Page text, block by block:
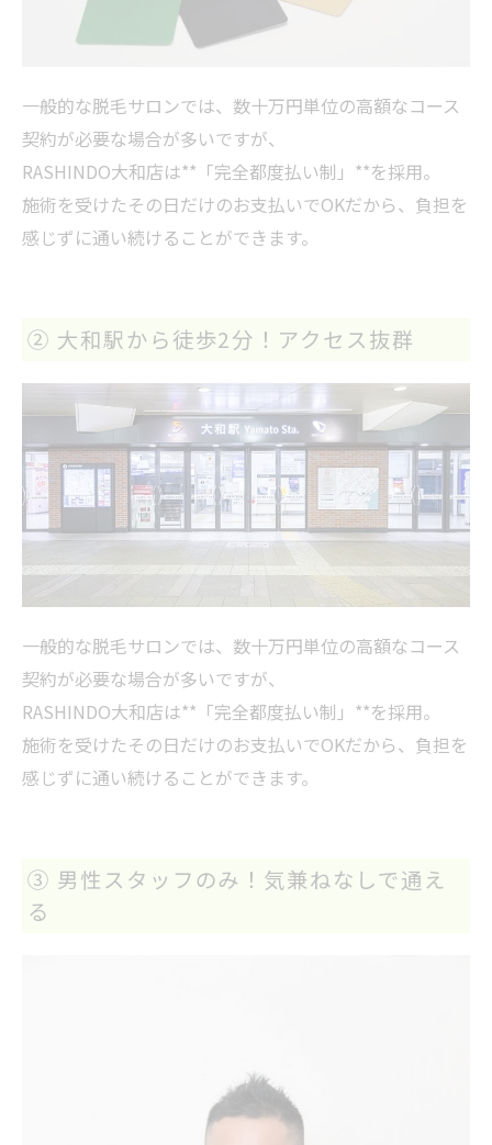
一般的な脱毛サロンでは、数十万円単位の高額なコース
契約が必要な場合が多いですが、
RASHINDO大和店は**「完全都度払い制」**を採用。
施術を受けたその日だけのお支払いでOKだから、負担を
感じずに通い続けることができます。
② 大和駅から徒歩2分！アクセス抜群
一般的な脱毛サロンでは、数十万円単位の高額なコース
契約が必要な場合が多いですが、
RASHINDO大和店は**「完全都度払い制」**を採用。
施術を受けたその日だけのお支払いでOKだから、負担を
感じずに通い続けることができます。
③ 男性スタッフのみ！気兼ねなしで通え
る